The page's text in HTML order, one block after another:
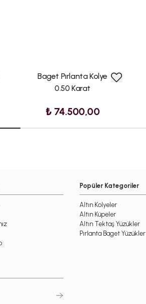
Baget Pırlanta Kolye
0.50 Karat
₺ 74.500,00
Popüler Kategoriler
Altın Kolyeler
Altın Küpeler
Altın Tektaş Yüzükler
Pırlanta Baget Yüzükler